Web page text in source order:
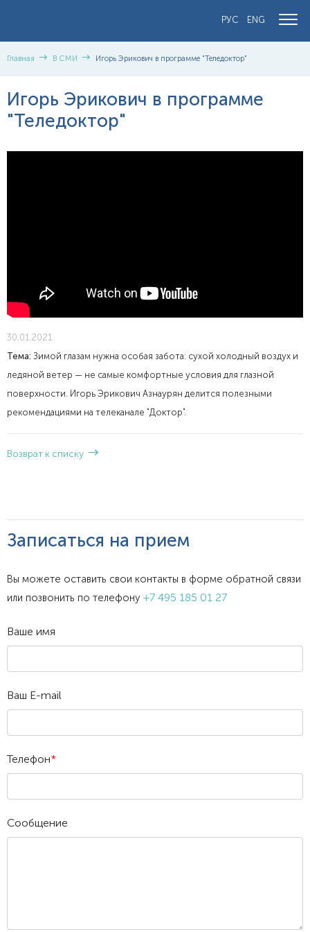
ENG
РУС
Главная В СМИ Игорь Эрикович в программе "Теледоктор"
Игорь Эрикович в программе
"Теледоктор"
30.01.2021
Тема: Зимой глазам нужна особая забота: сухой холодный воздух и
ледяной ветер — не самые комфортные условия для глазной
поверхности. Игорь Эрикович Азнаурян делится полезными
рекомендациями на телеканале "Доктор".
Возврат к списку
Записаться на прием
Вы можете оставить свои контакты в форме обратной связи
или позвонить по телефону +7 495 185 01 27
Ваше имя
Ваш E-mail
Телефон*
Сообщение